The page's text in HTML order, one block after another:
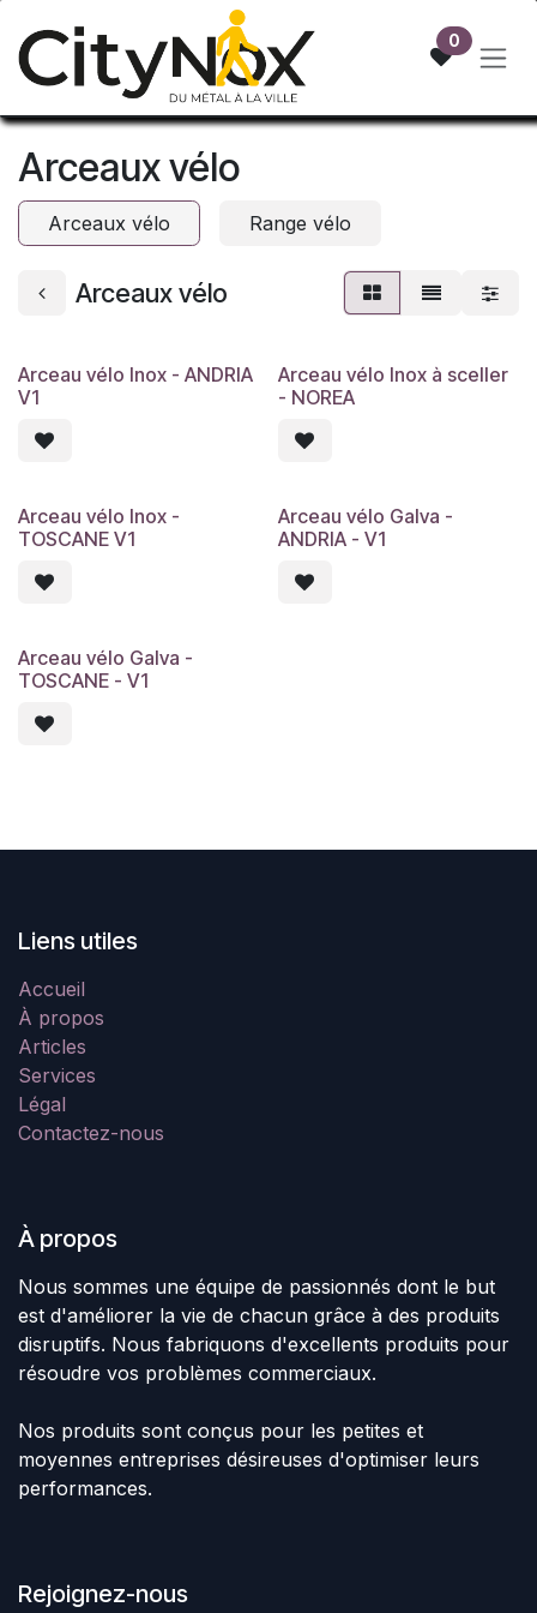
0
Arceaux vélo
Arceaux vélo Range vélo
Arceaux vélo
Arceau vélo Inox - ANDRIA
V1
Arceau vélo Inox à sceller
- NOREA
Arceau vélo Inox -
TOSCANE V1
7 jours
Arceau vélo Galva -
ANDRIA - V1
7 jours
Arceau vélo Galva -
TOSCANE - V1
Liens utiles
Accueil
À propos
Articles
Services
Légal
Contactez-nous
À propos
Nous sommes une équipe de passionnés dont le but
est d'améliorer la vie de chacun grâce à des produits
disruptifs. Nous fabriquons d'excellents produits pour
résoudre vos problèmes commerciaux.
Nos produits sont conçus pour les petites et
moyennes entreprises désireuses d'optimiser leurs
performances.
Rejoignez-nous